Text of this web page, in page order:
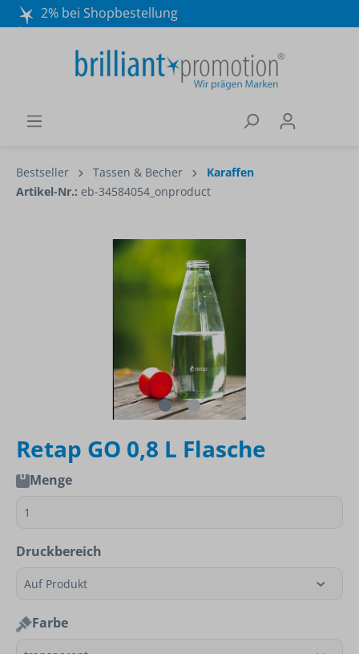
2% bei Shopbestellung
Wir beraten Sie gerne:
040 / 570 18 25 70
Bestseller Tassen & Becher
Karaffen
Artikel-Nr.: eb-34584054_onproduct
Retap GO 0,8 L Flasche
Menge
Druckbereich
Farbe